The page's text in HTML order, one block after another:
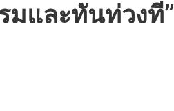
มและทันท่วงที”